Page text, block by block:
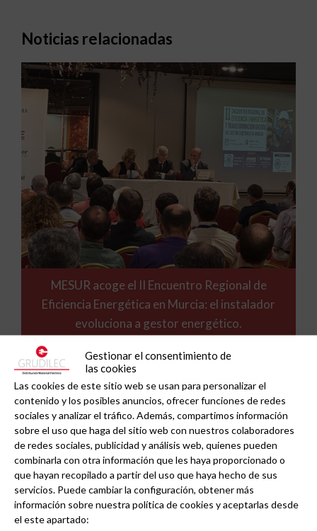
Gestionar el consentimiento de
las cookies
Las cookies de este sitio web se usan para personalizar el
contenido y los posibles anuncios, ofrecer funciones de redes
sociales y analizar el tráfico. Además, compartimos información
sobre el uso que haga del sitio web con nuestros colaboradores
de redes sociales, publicidad y análisis web, quienes pueden
combinarla con otra información que les haya proporcionado o
que hayan recopilado a partir del uso que haya hecho de sus
servicios. Puede cambiar la configuración, obtener más
información sobre nuestra política de cookies y aceptarlas desde
el este apartado:
Noticias relacionadas
MESUR acoge el II Encuentro Regional de
Eficiencia Energética en Murcia: el instalador
evoluciona a gestor energético.